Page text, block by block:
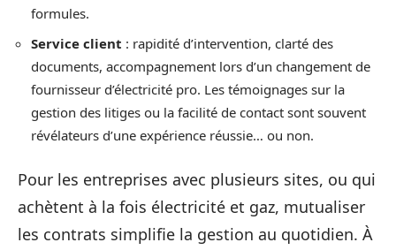
formules.
Service client : rapidité d’intervention, clarté des
documents, accompagnement lors d’un changement de
fournisseur d’électricité pro. Les témoignages sur la
gestion des litiges ou la facilité de contact sont souvent
révélateurs d’une expérience réussie… ou non.
Pour les entreprises avec plusieurs sites, ou qui
achètent à la fois électricité et gaz, mutualiser
les contrats simplifie la gestion au quotidien. À